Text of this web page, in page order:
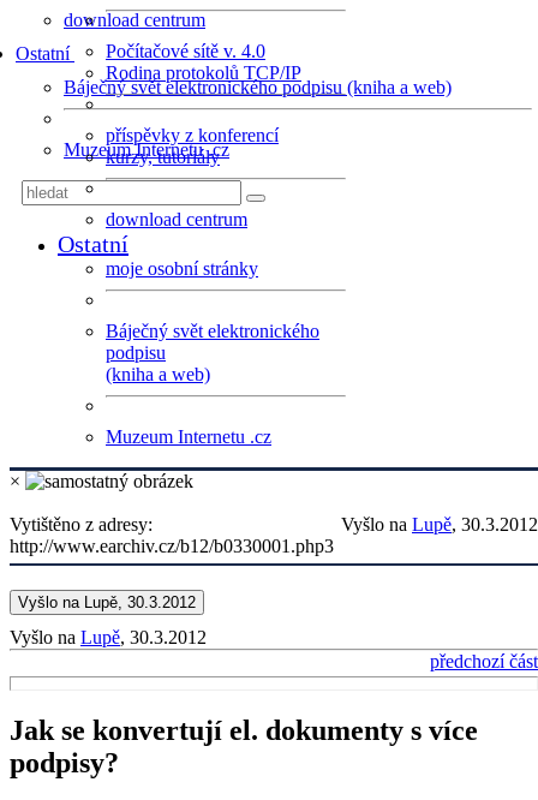
download centrum
Ostatní
Báječný svět elektronického podpisu (kniha a web)
Muzeum Internetu .cz
Počítačové sítě v. 4.0
Rodina protokolů TCP/IP
příspěvky z konferencí
kurzy, tutoriály
download centrum
Ostatní
moje osobní stránky
Báječný svět elektronického
podpisu
(kniha a web)
Muzeum Internetu .cz
×
Vyšlo na Lupě, 30.3.2012
Vytištěno z adresy:
http://www.earchiv.cz/b12/b0330001.php3
Vyšlo na Lupě, 30.3.2012
Vyšlo na Lupě, 30.3.2012
předchozí část
Jak se konvertují el. dokumenty s více
podpisy?